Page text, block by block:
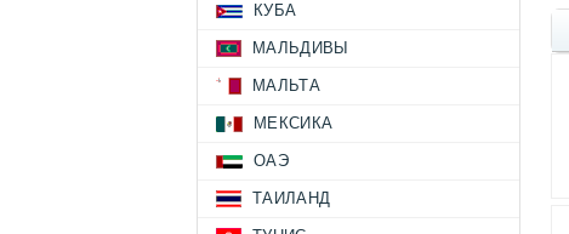
КУБА
МАЛЬДИВЫ
МАЛЬТА
МЕКСИКА
ОАЭ
ТАИЛАНД